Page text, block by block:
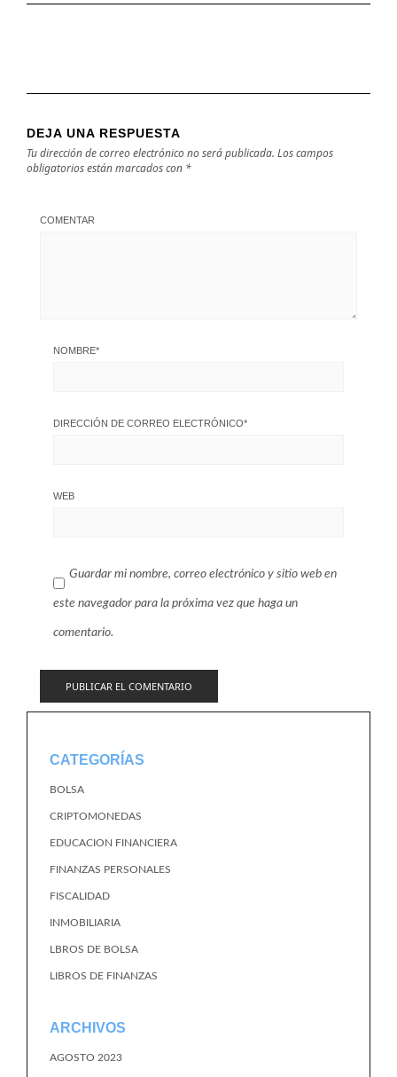
DEJA UNA RESPUESTA
Tu dirección de correo electrónico no será publicada. Los campos
obligatorios están marcados con *
COMENTAR
NOMBRE*
DIRECCIÓN DE CORREO ELECTRÓNICO*
WEB
Guardar mi nombre, correo electrónico y sitio web en
este navegador para la próxima vez que haga un
comentario.
CATEGORÍAS
BOLSA
CRIPTOMONEDAS
EDUCACION FINANCIERA
FINANZAS PERSONALES
FISCALIDAD
INMOBILIARIA
LBROS DE BOLSA
LIBROS DE FINANZAS
ARCHIVOS
AGOSTO 2023